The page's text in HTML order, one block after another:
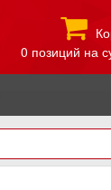
0 позиций на